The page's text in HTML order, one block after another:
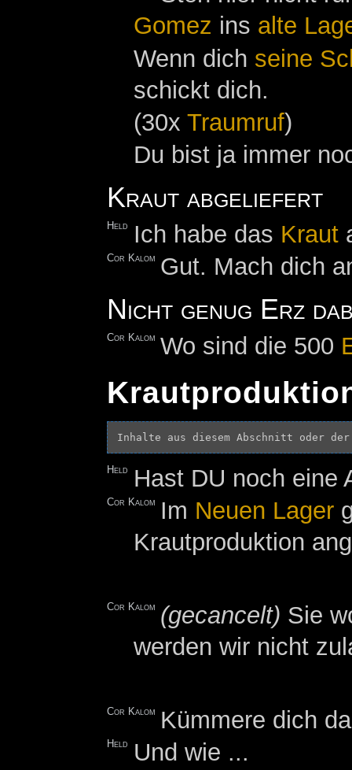
Gomez ins alte
Wenn dich seine
schickt dich.
(30xTraumruf)
Du bist ja immer
Kraut abgeliefert
Held Ich habe das Kraut
Cor Kalom Gut. Mach dich
Nicht genug Erz
Cor Kalom Wo sind die 500
Inhalte aus diesem Abschnitt oder
Held Hast DU noch eine
Cor Kalom Im Neuen Lager
Krautproduktion
Cor Kalom (gecancelt) Sie
werden wir nicht
Cor Kalom Kümmere dich
Held Und wie ...